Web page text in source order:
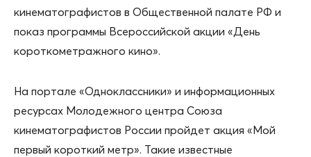
кинематографистов в Общественной палате РФ и
показ программы Всероссийской акции «День
короткометражного кино».
На портале «Одноклассники» и информационных
ресурсах Молодежного центра Союза
кинематографистов России пройдет акция «Мой
первый короткий метр». Такие известные